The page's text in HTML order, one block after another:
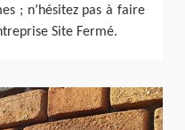
; n’hésitez pas à faire
Site Fermé.